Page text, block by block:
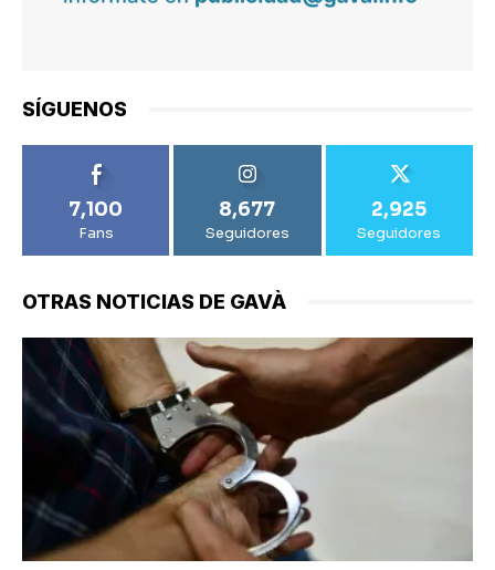
SÍGUENOS
7,100
Fans
8,677
Seguidores
2,925
Seguidores
OTRAS NOTICIAS DE GAVÀ